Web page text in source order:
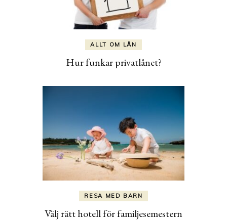
ALLT OM LÅN
Hur funkar privatlånet?
RESA MED BARN
Välj rätt hotell för familjesemestern